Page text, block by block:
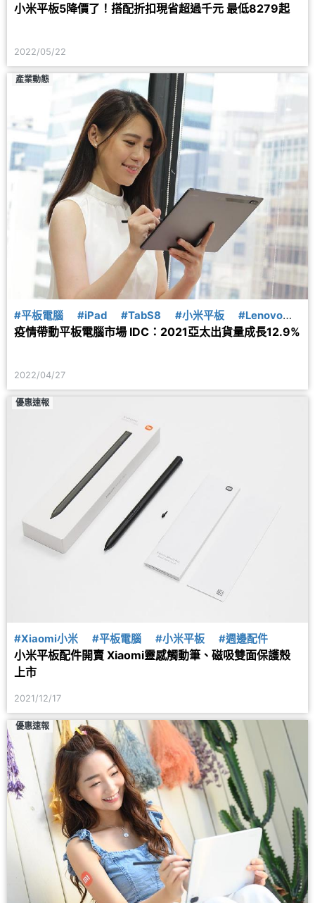
皮商城
小米平板5降價了！搭配折扣現省超過千元 最低8279起
2022/05/22
產業動態
#平板電腦 #iPad #TabS8 #小米平板
#Lenovo
#honor
#Apple蘋果 #SAMSUNG三星
#HUAWEI
疫情帶動平板電腦市場 IDC：2021亞太出貨量成長12.9%
2022/04/27
優惠速報
#Xiaomi小米 #平板電腦 #小米平板 #週邊配件
小米平板配件開賣 Xiaomi靈感觸動筆、磁吸雙面保護殼
上市
2021/12/17
優惠速報